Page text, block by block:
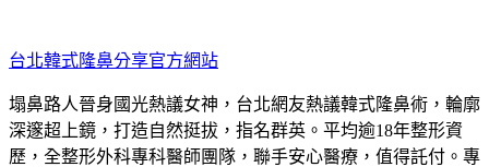
至
主
要
內
容
台北韓式隆鼻分享官方網站
塌鼻路人晉身國光熱議女神，台北網友熱議韓式隆鼻術，輪廓
深邃超上鏡，打造自然挺拔，指名群英。平均逾18年整形資
歷，全整形外科專科醫師團隊，聯手安心醫療，值得託付。專